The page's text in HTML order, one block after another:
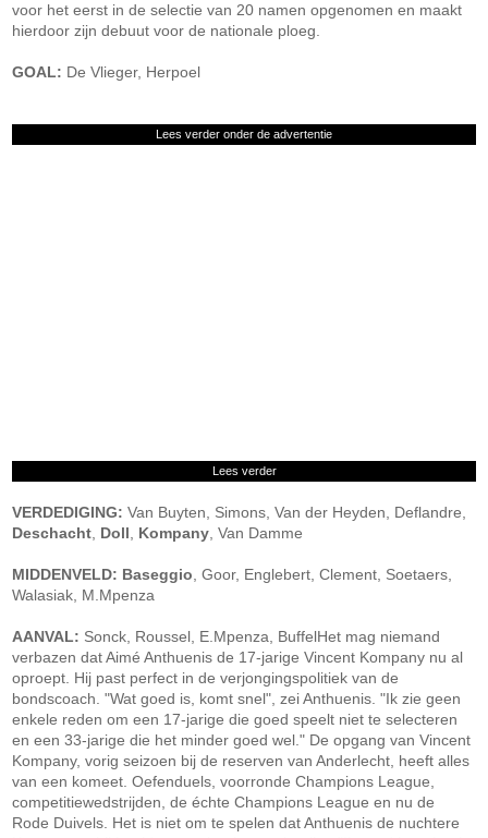
voor het eerst in de selectie van 20 namen opgenomen en maakt
hierdoor zijn debuut voor de nationale ploeg.
GOAL: De Vlieger, Herpoel
Lees verder onder de advertentie
Lees verder
VERDEDIGING: Van Buyten, Simons, Van der Heyden, Deflandre,
Deschacht Doll Kompany , Van Damme
MIDDENVELD: Baseggio , Goor, Englebert, Clement, Soetaers,
Walasiak, M.Mpenza
AANVAL: Sonck, Roussel, E.Mpenza, BuffelHet mag niemand
verbazen dat Aimé Anthuenis de 17-jarige Vincent Kompany nu al
oproept. Hij past perfect in de verjongingspolitiek van de
bondscoach. "Wat goed is, komt snel", zei Anthuenis. "Ik zie geen
enkele reden om een 17-jarige die goed speelt niet te selecteren
en een 33-jarige die het minder goed wel." De opgang van Vincent
Kompany, vorig seizoen bij de reserven van Anderlecht, heeft alles
van een komeet. Oefenduels, voorronde Champions League,
competitiewedstrijden, de échte Champions League en nu de
Rode Duivels. Het is niet om te spelen dat Anthuenis de nuchtere